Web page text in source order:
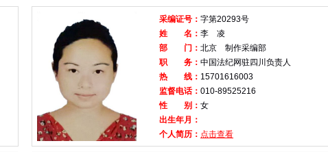
采编证号： 字第20293号
姓 名： 李 凌
部 门： 北京 制作采编部
职 务： 中国法纪网驻四川负责人
热 线： 15701616003
监督电话： 010-89525216
性 别： 女
出生年月：
个人简历： 点击查看